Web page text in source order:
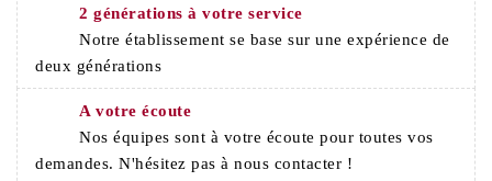
2 générations à votre service
Notre établissement se base sur une expérience de
deux générations
A votre écoute
Nos équipes sont à votre écoute pour toutes vos
demandes. N'hésitez pas à nous contacter !